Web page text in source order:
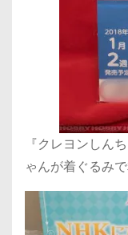
『クレヨンしん
ゃんが着ぐるみ